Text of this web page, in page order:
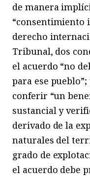
de manera
“consentimiento
derecho
Tribunal, dos
el acuerdo “no
para ese
conferir “un
sustancial y
derivado de la
naturales del
grado de
el acuerdo debe